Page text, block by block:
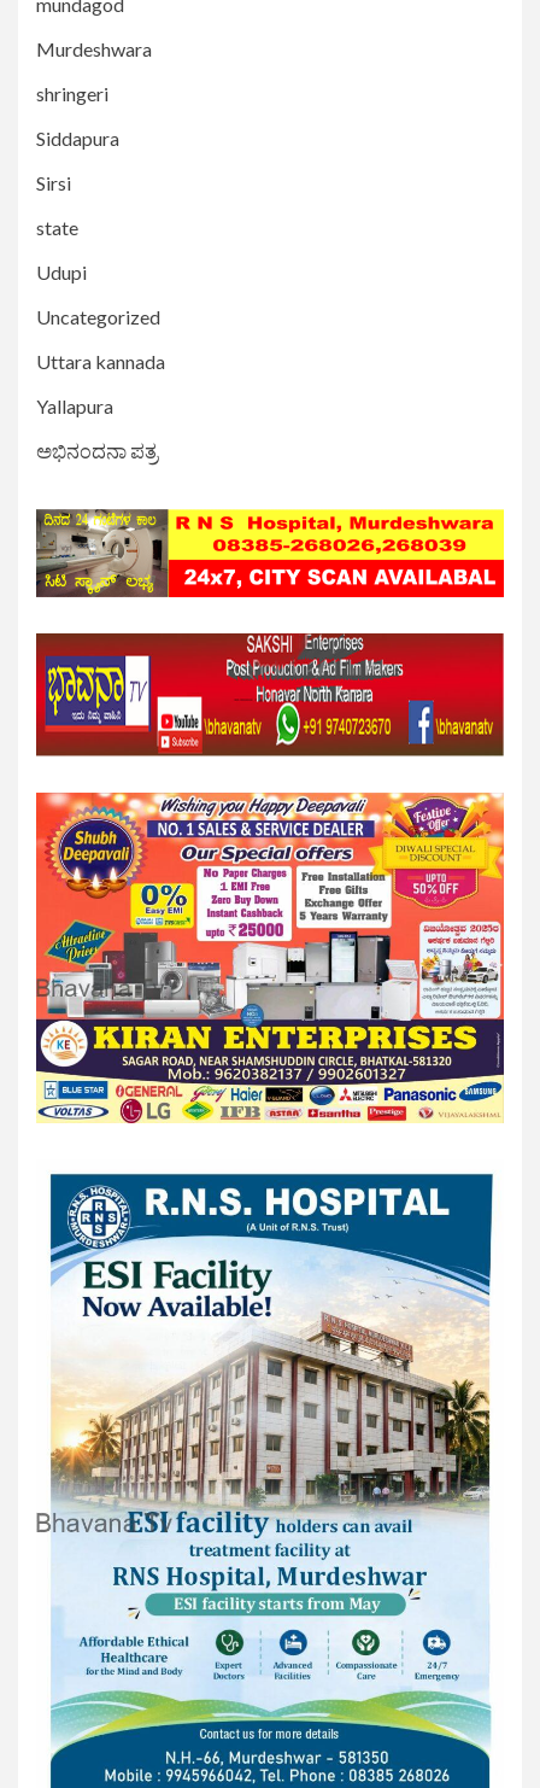
Murdeshwara
shringeri
Siddapura
Sirsi
state
Udupi
Uncategorized
Uttara kannada
Yallapura
ಅಭಿನಂದನಾ ಪತ್ರ